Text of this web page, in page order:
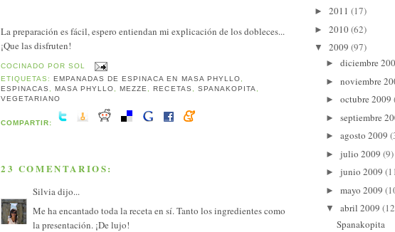
La preparación es fácil, espero entiendan mi explicación de los dobleces...
¡Que las disfruten!
COCINADO PORSOL
ETIQUETAS: EMPANADAS DE ESPINACA EN MASA PHYLLO,
ESPINACAS , MASA PHYLLO, MEZZE, RECETAS , SPANAKOPITA,
VEGETARIANO
COMPARTIR:
23 COMENTARIOS:
Silviadijo...
Me ha encantado toda la receta en sí. Tanto los ingredientes como
la presentación. ¡De lujo!
► 2011 (17)
► 2010(62)
▼ 2009 (97)
► diciembre
► noviembre
► octubre 2009
► septiembre
► agosto 2009
► julio 2009 (9)
► junio 2009
► mayo 2009
▼ abril 2009
Spanakopita